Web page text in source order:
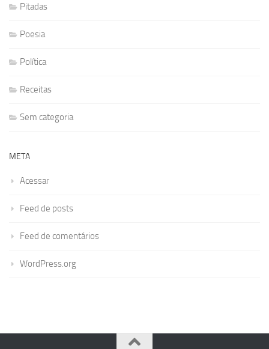
Pitadas
Poesia
Política
Receitas
Sem categoria
META
Acessar
Feed de posts
Feed de comentários
WordPress.org